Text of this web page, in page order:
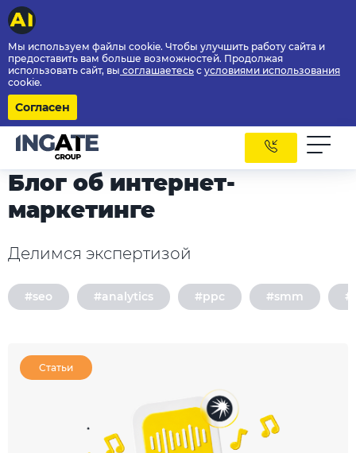
Мы используем файлы cookie. Чтобы улучшить работу сайта и
предоставить вам больше возможностей. Продолжая
использовать сайт, вы соглашаетесь с условиями использования
cookie.
Согласен
Блог об интернет-
маркетинге
Делимся экспертизой
#seo #analytics #ppc #smm
Статьи